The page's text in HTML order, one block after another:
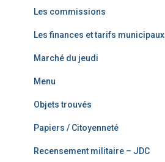
Les commissions
Les finances et tarifs municipaux
Marché du jeudi
Menu
Objets trouvés
Papiers / Citoyenneté
Recensement militaire – JDC